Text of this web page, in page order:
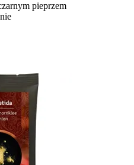
pieprzem